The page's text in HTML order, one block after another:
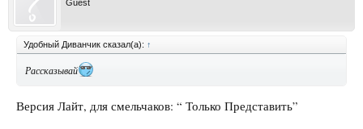
Guest
Удобный Диванчик сказал(а): ↑
Рассказывай
Версия Лайт, для смельчаков: “ Только Представить”